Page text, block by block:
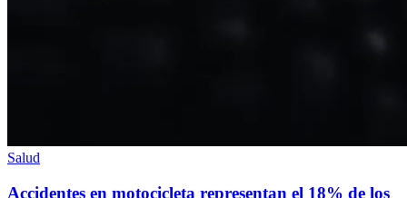
Salud
Accidentes en motocicleta representan el 18% de los